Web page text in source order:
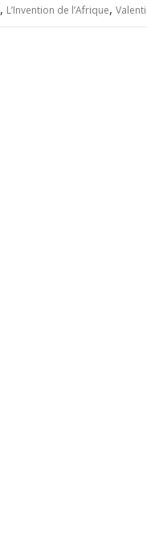
, L’Invention de l’Afrique,